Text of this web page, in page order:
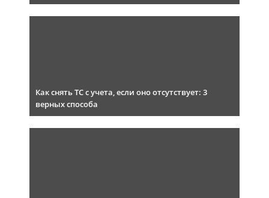
Как снять ТС с учета, если оно отсутствует: 3
верных способа